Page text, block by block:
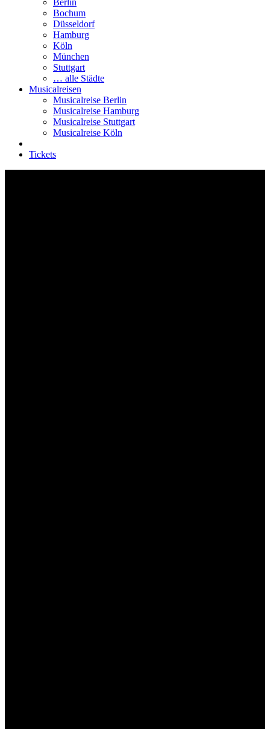
Berlin
Bochum
Düsseldorf
Hamburg
Köln
München
Stuttgart
… alle Städte
Musicalreisen
Musicalreise Berlin
Musicalreise Hamburg
Musicalreise Stuttgart
Musicalreise Köln
Tickets